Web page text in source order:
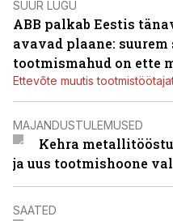
SUUR LUGU
ABB palkab Eestis
avavad plaane:
tootmismahud on ette
Ettevõte muutis
MAJANDUSTULEMUSED
Kehra
ja uus tootmishoone
SAATED